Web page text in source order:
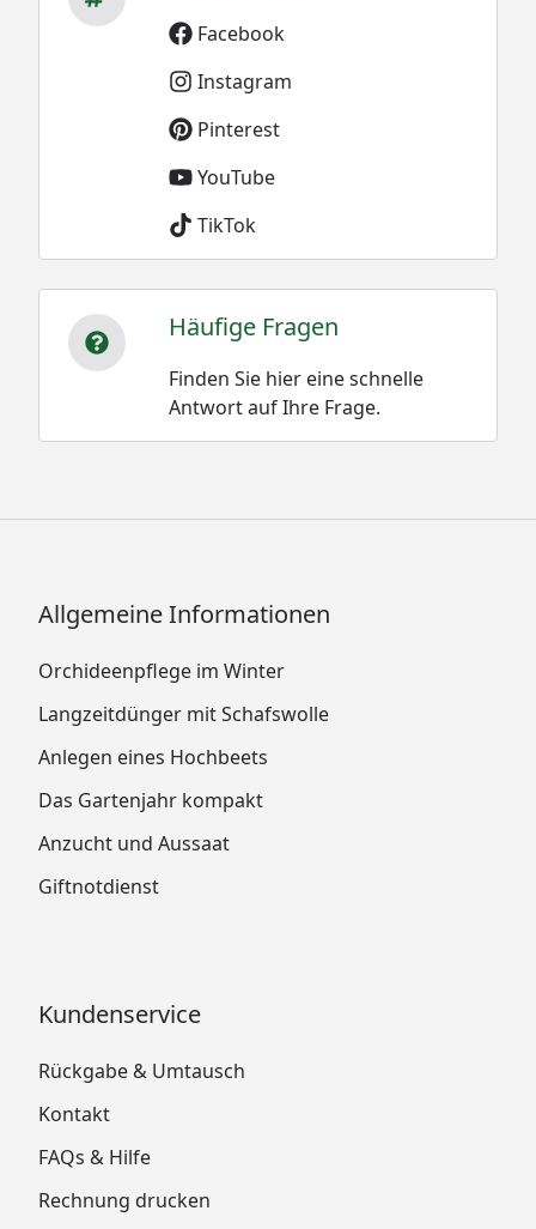
Facebook
Instagram
Pinterest
YouTube
TikTok
Häufige Fragen
Finden Sie hier eine schnelle
Antwort auf Ihre Frage.
Allgemeine Informationen
Orchideenpflege im Winter
Langzeitdünger mit Schafswolle
Anlegen eines Hochbeets
Das Gartenjahr kompakt
Anzucht und Aussaat
Giftnotdienst
Kundenservice
Rückgabe & Umtausch
Kontakt
FAQs & Hilfe
Rechnung drucken